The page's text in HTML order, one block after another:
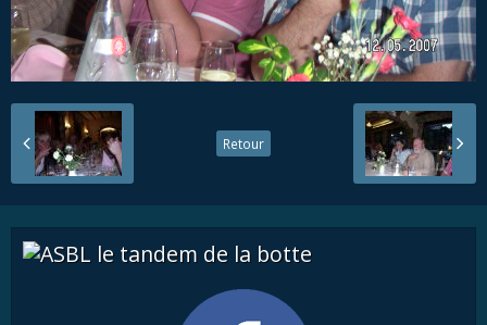
Retour